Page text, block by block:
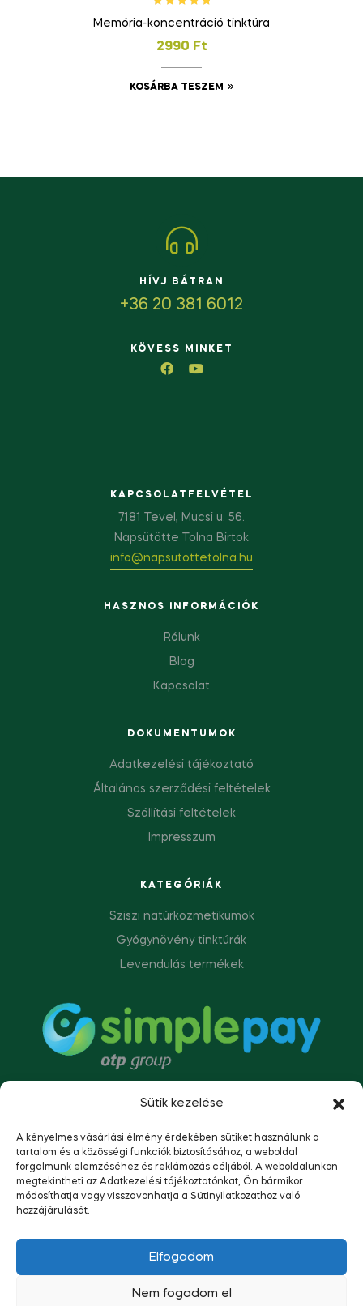
Sütik kezelése
A kényelmes vásárlási élmény érdekében sütiket használunk a
tartalom és a közösségi funkciók biztosításához, a weboldal
forgalmunk elemzéséhez és reklámozás céljából. A weboldalunkon
megtekintheti az Adatkezelési tájékoztatónkat, Ön bármikor
módosíthatja vagy visszavonhatja a Sütinyilatkozathoz való
hozzájárulását.
Elfogadom
Nem fogadom el
5.00/ 5
Memória-koncentráció tinktúra
2990 Ft
KOSÁRBA TESZEM
HÍVJ BÁTRAN
+36 20 381 6012
KÖVESS MINKET
KAPCSOLATFELVÉTEL
7181 Tevel, Mucsi u. 56.
Napsütötte Tolna Birtok
info@napsutottetolna.hu
HASZNOS INFORMÁCIÓK
Rólunk
Blog
Kapcsolat
DOKUMENTUMOK
Adatkezelési tájékoztató
Általános szerződési feltételek
Szállítási feltételek
Impresszum
KATEGÓRIÁK
Sziszi natúrkozmetikumok
Gyógynövény tinktúrák
Levendulás termékek
Napsütötte Tolna.
fenntartva.